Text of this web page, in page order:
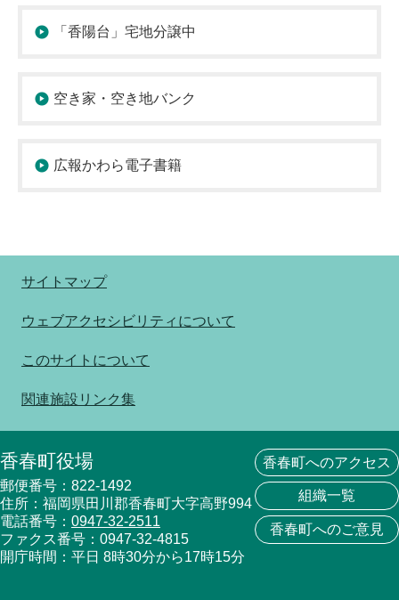
「香陽台」宅地分譲中
空き家・空き地バンク
広報かわら電子書籍
サイトマップ
ウェブアクセシビリティについて
このサイトについて
関連施設リンク集
香春町役場
郵便番号：822-1492
住所：福岡県田川郡香春町大字高野994
電話番号： 0947-32-2511
ファクス番号：0947-32-4815
開庁時間：平日 8時30分から17時15分
香春町へのアクセス
組織一覧
香春町へのご意見